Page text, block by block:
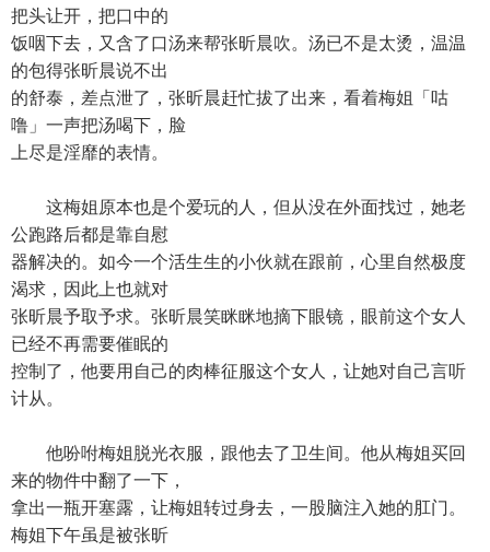
把头让开，把口中的
饭咽下去，又含了口汤来帮张昕晨吹。汤已不是太烫，温温
的包得张昕晨说不出
的舒泰，差点泄了，张昕晨赶忙拔了出来，看着梅姐「咕
噜」一声把汤喝下，脸
上尽是淫靡的表情。
这梅姐原本也是个爱玩的人，但从没在外面找过，她老
公跑路后都是靠自慰
器解决的。如今一个活生生的小伙就在跟前，心里自然极度
渴求，因此上也就对
张昕晨予取予求。张昕晨笑眯眯地摘下眼镜，眼前这个女人
已经不再需要催眠的
控制了，他要用自己的肉棒征服这个女人，让她对自己言听
计从。
他吩咐梅姐脱光衣服，跟他去了卫生间。他从梅姐买回
来的物件中翻了一下，
拿出一瓶开塞露，让梅姐转过身去，一股脑注入她的肛门。
梅姐下午虽是被张昕